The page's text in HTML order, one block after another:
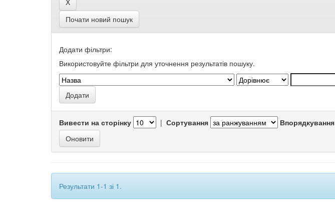
Почати новий пошук
Додати фільтри:
Використовуйте фільтри для уточнення результатів пошуку.
Вивести на сторінку | Сортування Впорядкування
Результати 1-1 зі 1.